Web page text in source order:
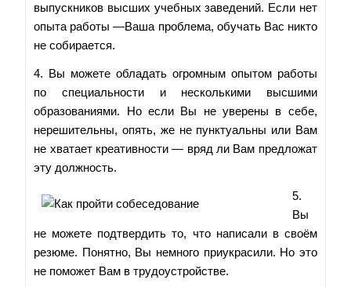
выпускников высших учебных заведений. Если нет
опыта работы —Ваша проблема, обучать Вас никто
не собирается.
4. Вы можете обладать огромным опытом работы
по специальности и несколькими высшими
образованиями. Но если Вы не уверены в себе,
нерешительны, опять, же не пунктуальны или Вам
не хватает креативности — вряд ли Вам предложат
эту должность.
5.
Вы
не можете подтвердить то, что написали в своём
резюме. Понятно, Вы немного приукрасили. Но это
не поможет Вам в трудоустройстве.